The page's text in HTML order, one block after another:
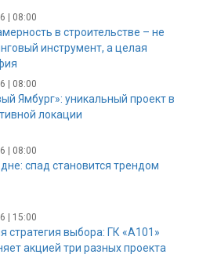
| 08:00
в строительстве – не
инструмент, а целая
| 08:00
Ямбург»: уникальный проект в
локации
| 08:00
спад становится трендом
| 15:00
стратегия выбора: ГК «А101»
акцией три разных проекта